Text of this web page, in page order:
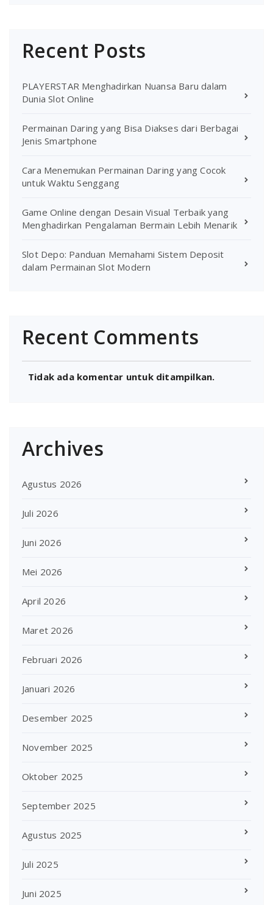
Recent Posts
PLAYERSTAR Menghadirkan Nuansa Baru dalam
Dunia Slot Online
Permainan Daring yang Bisa Diakses dari Berbagai
Jenis Smartphone
Cara Menemukan Permainan Daring yang Cocok
untuk Waktu Senggang
Game Online dengan Desain Visual Terbaik yang
Menghadirkan Pengalaman Bermain Lebih Menarik
Slot Depo: Panduan Memahami Sistem Deposit
dalam Permainan Slot Modern
Recent Comments
Tidak ada komentar untuk ditampilkan.
Archives
Agustus 2026
Juli 2026
Juni 2026
Mei 2026
April 2026
Maret 2026
Februari 2026
Januari 2026
Desember 2025
November 2025
Oktober 2025
September 2025
Agustus 2025
Juli 2025
Juni 2025